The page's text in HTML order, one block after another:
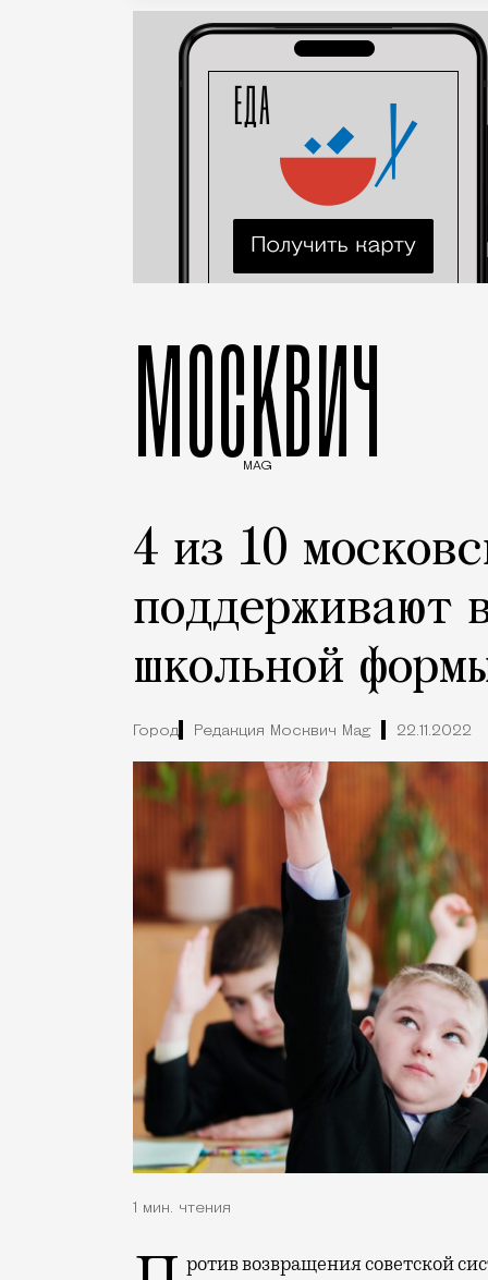
МОСКВИЧ
MAG
4 из 10
поддерживают
школьной
Город Редакция Москвич Mag 22.11.2022
1 мин. чтения
Против возвращения советской